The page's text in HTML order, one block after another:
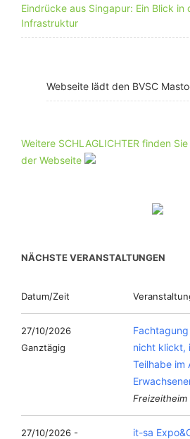
Eindrücke aus Singapur: Ein Blick
Infrastruktur
Webseite lädt den BVSC
Weitere SCHLAGLICHTER finden
der Webseite
NÄCHSTE VERANSTALTUNGEN
Datum/Zeit
27/10/2026
Ganztägig
nicht klickt,
Teilhabe im
Freizeitheim
27/10/2026 -
it-sa